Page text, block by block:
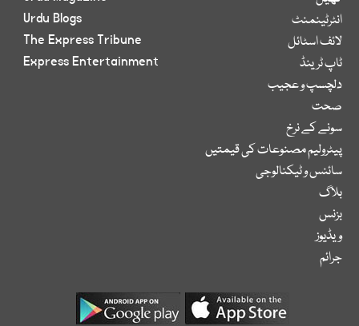
انٹرٹینمنٹ
لائف اسٹائل
ٹاپ ٹرینڈ
دلچسپ و عجیب
صحت
سونے کے نرخ
پیٹرولیم مصنوعات کی قیمتیں
سائنس و ٹیکنالوجی
بلاگ
بزنس
ویڈیوز
جرائم
Urdu Blogs
The Express Tribune
Express Entertainment